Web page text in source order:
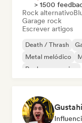
> 1500
Rock alternativo
Garage rock
Escrever artigos
Death / Thrash
Metal melódico
Rock progressivo